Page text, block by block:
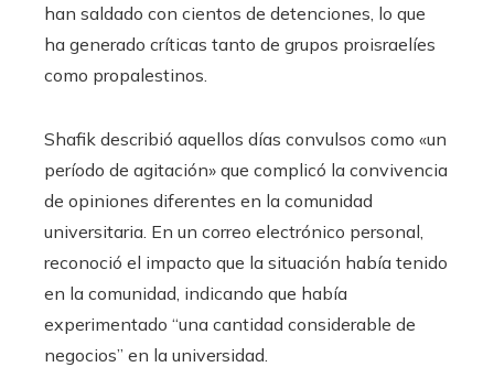
han saldado con cientos de detenciones, lo que
ha generado críticas tanto de grupos proisraelíes
como propalestinos.
Shafik describió aquellos días convulsos como «un
período de agitación» que complicó la convivencia
de opiniones diferentes en la comunidad
universitaria. En un correo electrónico personal,
reconoció el impacto que la situación había tenido
en la comunidad, indicando que había
experimentado “una cantidad considerable de
negocios” en la universidad.